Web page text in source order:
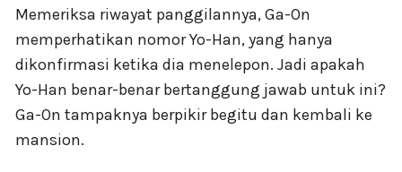
Memeriksa riwayat panggilannya, Ga-On
memperhatikan nomor Yo-Han, yang hanya
dikonfirmasi ketika dia menelepon. Jadi apakah
Yo-Han benar-benar bertanggung jawab untuk ini?
Ga-On tampaknya berpikir begitu dan kembali ke
mansion.